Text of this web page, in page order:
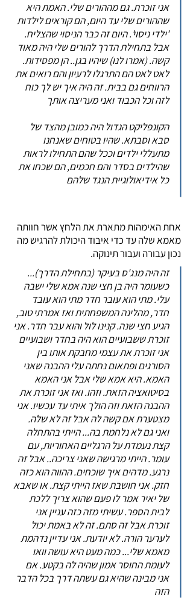
אני זוכרת. גם מההורים שלי. האמת היא
שההורים שלי עד היום, הם קוראים לילדות
'ילדי ניסוי'. היום זה כבר הניסוי שהצליח.
אבל בתחילת הדרך להורים שלי היה מאוד
קשה. (אמרו לנו) שיהיו בגן.. הן מפסידות.
לאט לאט הם התרגלו לרעיון והם רואים את
הרווחים גם בבית. זה היה איך יש לך כוח
לזה וכל הכבוד ואני מעריצה אותך
הקונפליקט הגדול היה כמובן מהצד של
סבא וסבתא. שהיו בטוחים שאנחנו
מתעללי ילדים וככל שהם התחילו לראות
שהילדים בסדר והם חכמים, הם שכחו את
כל אידיאולוגיית הנגד שלהם
אחת האימהות מתארת את הלחץ אשר חוותה
מאמא שלה עד כדי איבוד היכולת להרגיש מה
נכון עבורה ועבור תינוקה.
זה היה מנג'ס בעיקר (בתחילת הדרך)...
כשעומר היה בן חצי שנה אמא שלי ישבה
עלי. מתי הוא עובר חדר מתי הוא עובד
חדר, מהלינה המשפחתית ואז אמרתי טוב,
הגיע חצי שנה. קנינו לול והוא עבר חדר. אני
זוכרת ששבועיים הוא היה בחדר ושבועיים
אני זוכרת את עצמי מחבקת אותו בין
הסורגים ופתאום נחתה עלי ההבנה שאני
האמא. היא אמא שלי אבל אני האמא
בסיטואציה הזאת. וזהו. ואז אני זוכרת את
ההבנה הזאת וזה הולך איתי עד עכשיו. אני
מצטערת אם קשה לה אבל זה לא שלה.
ואני גם לא נלחמת בה... הייתי בהתחלה
קצת נעמדת על הרגליים האחוריות, עם
עומר. הייתי מרגישה שאני צריכה.. אבל זה
נרגע. מדהים איך שוכחים. ההווה הוא כזה
חזק. אני חושבת שאז הייתי קצת. או שאבא
של יאיר אמר לו פעם שהוא צריך ללכת
לבית הספר. עשיתי מזה כזה עניין אני
זוכרת אבל זה סתם. זה לא באמת יכול
לערער הורה. לא יודעת. אני עדיין נדהמת
מאמא שלי... כמה מעט היא עושה וואו
לעומת החוסר אמון שהיה לה בקטע. אם
אני מבינה שהיא גם עשתה דרך בכל הדבר
הזה